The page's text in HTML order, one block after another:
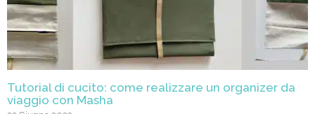
Tutorial di cucito: come realizzare un organizer da
viaggio con Masha